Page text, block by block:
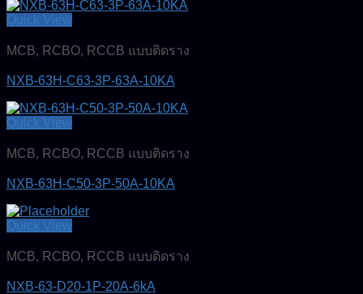
Quick View
MCB, RCBO, RCCB แบบติดราง
NXB-63H-C63-3P-63A-10KA
Quick View
MCB, RCBO, RCCB แบบติดราง
NXB-63H-C50-3P-50A-10KA
Quick View
MCB, RCBO, RCCB แบบติดราง
NXB-63-D20-1P-20A-6kA